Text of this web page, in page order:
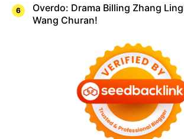
Overdo: Drama Billing Zhang
Wang Churan!